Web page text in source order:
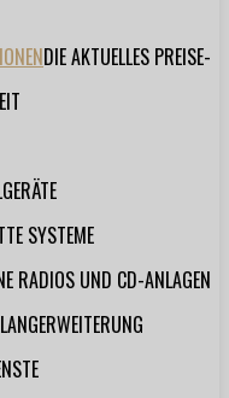
DIE AKTUELLES PREISE-
SYSTEME
RADIOS UND CD-ANLAGEN